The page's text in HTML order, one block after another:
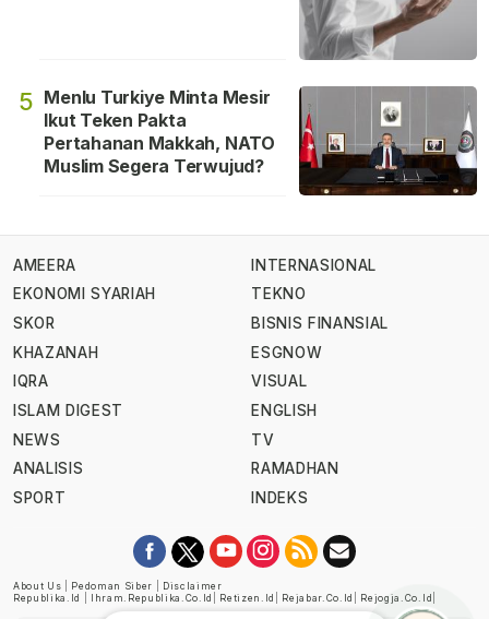
5 Menlu Turkiye Minta Mesir
Ikut Teken Pakta
Pertahanan Makkah, NATO
Muslim Segera Terwujud?
AMEERA
EKONOMI SYARIAH
SKOR
KHAZANAH
IQRA
ISLAM DIGEST
NEWS
ANALISIS
SPORT
INTERNASIONAL
TEKNO
BISNIS FINANSIAL
ESGNOW
VISUAL
ENGLISH
TV
RAMADHAN
INDEKS
About Us Pedoman Siber
Disclaimer
Republika.id
Ihram.republika.co.id Retizen.id Rejabar.co.id Rejogja.co.id